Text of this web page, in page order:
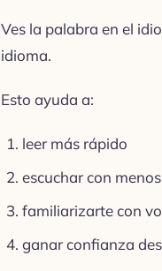
Ves la palabra en el
idioma.
Esto ayuda a:
leer más rápido
escuchar con
familiarizarte con
ganar confianza